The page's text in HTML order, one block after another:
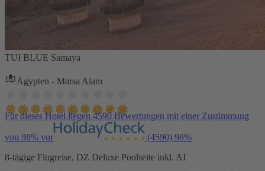
TUI BLUE Samaya
Ägypten - Marsa Alam
Für dieses Hotel liegen 4590 Bewertungen mit einer Zustimmung
von 98% vor (4590) 98%
8-tägige Flugreise, DZ Deluxe Poolseite inkl. AI